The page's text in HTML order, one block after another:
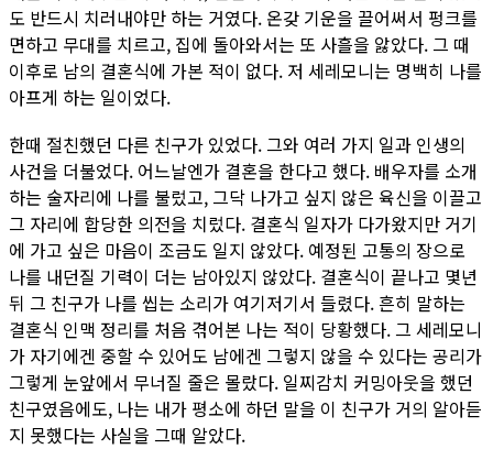
도 반드시 치러내야만 하는 거였다. 온갖 기운을 끌어써서 펑크를
면하고 무대를 치르고, 집에 돌아와서는 또 사흘을 앓았다. 그 때
이후로 남의 결혼식에 가본 적이 없다. 저 세레모니는 명백히 나를
아프게 하는 일이었다.
한때 절친했던 다른 친구가 있었다. 그와 여러 가지 일과 인생의
사건을 더불었다. 어느날엔가 결혼을 한다고 했다. 배우자를 소개
하는 술자리에 나를 불렀고, 그닥 나가고 싶지 않은 육신을 이끌고
그 자리에 합당한 의전을 치렀다. 결혼식 일자가 다가왔지만 거기
에 가고 싶은 마음이 조금도 일지 않았다. 예정된 고통의 장으로
나를 내던질 기력이 더는 남아있지 않았다. 결혼식이 끝나고 몇년
뒤 그 친구가 나를 씹는 소리가 여기저기서 들렸다. 흔히 말하는
결혼식 인맥 정리를 처음 겪어본 나는 적이 당황했다. 그 세레모니
가 자기에겐 중할 수 있어도 남에겐 그렇지 않을 수 있다는 공리가
그렇게 눈앞에서 무너질 줄은 몰랐다. 일찌감치 커밍아웃을 했던
친구였음에도, 나는 내가 평소에 하던 말을 이 친구가 거의 알아듣
지 못했다는 사실을 그때 알았다.